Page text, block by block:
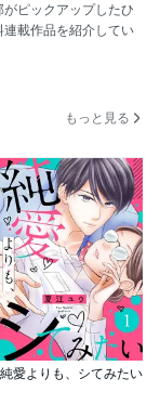
ピックアップしたひ
載作品を紹介してい
もっと見る
純愛よりも、シてみたい